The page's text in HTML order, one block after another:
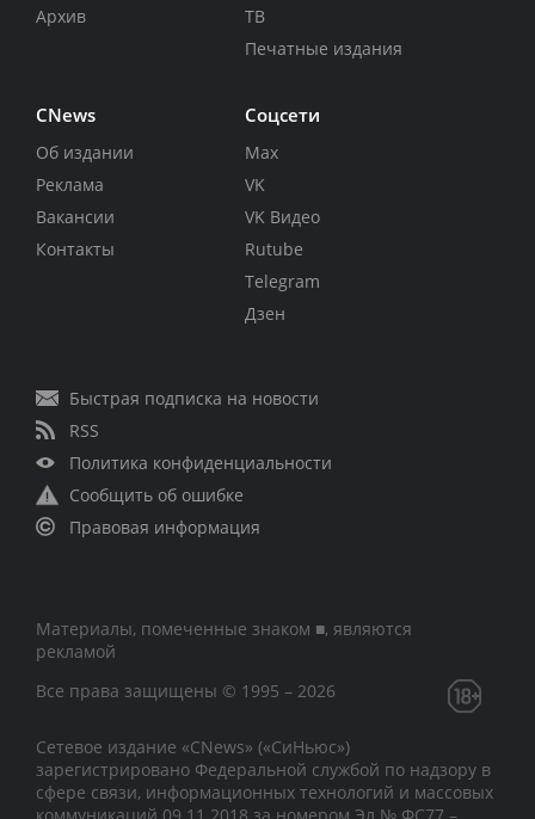
Архив
ТВ
Печатные издания
CNews
Об издании
Реклама
Вакансии
Контакты
Соцсети
Max
VK
VK Видео
Rutube
Telegram
Дзен
Быстрая подписка на новости
RSS
Политика конфиденциальности
Сообщить об ошибке
Правовая информация
Материалы, помеченные знаком ■, являются
рекламой
Все права защищены © 1995 – 2026
Сетевое издание «CNews» («СиНьюс»)
зарегистрировано Федеральной службой по надзору в
сфере связи, информационных технологий и массовых